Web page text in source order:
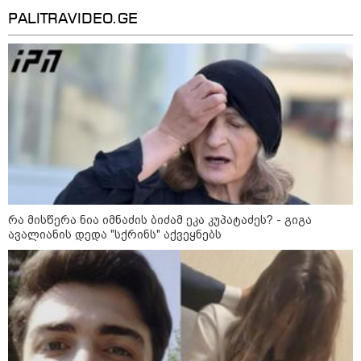
რას აცხადებს ირაკლი კობახიძე
ელექტროენერგიის რამდენჯერმე
გათიშვასთან დაკავშირებით?
19:32 / 08-08-2026
"სიმბოლურია, რომ კობახიძის
მოღალატეობრივი განცხადება
PALITRAVIDEO.GE
რა მისწერა ნია იმნაძის ბიძამ ეკა კუპატაძეს? - გიგა
ავალიანის დედა "სქრინს" აქვეყნებს